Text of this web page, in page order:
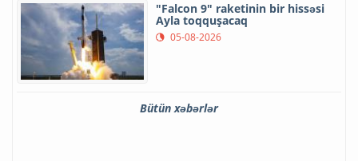
"Falcon 9" raketinin bir hissəsi
Ayla toqquşacaq
05-08-2026
Bütün xəbərlər